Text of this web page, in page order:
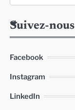
Suivez-nous
Facebook
Instagram
LinkedIn